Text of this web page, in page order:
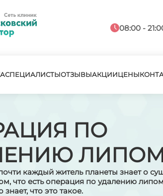
08:00 -
СПЕЦИАЛИСТЫОТЗЫВЫАКЦИИЦЕНЫ
ПО
каждый житель планеты знает о
что есть операция по удалению
что это такое.